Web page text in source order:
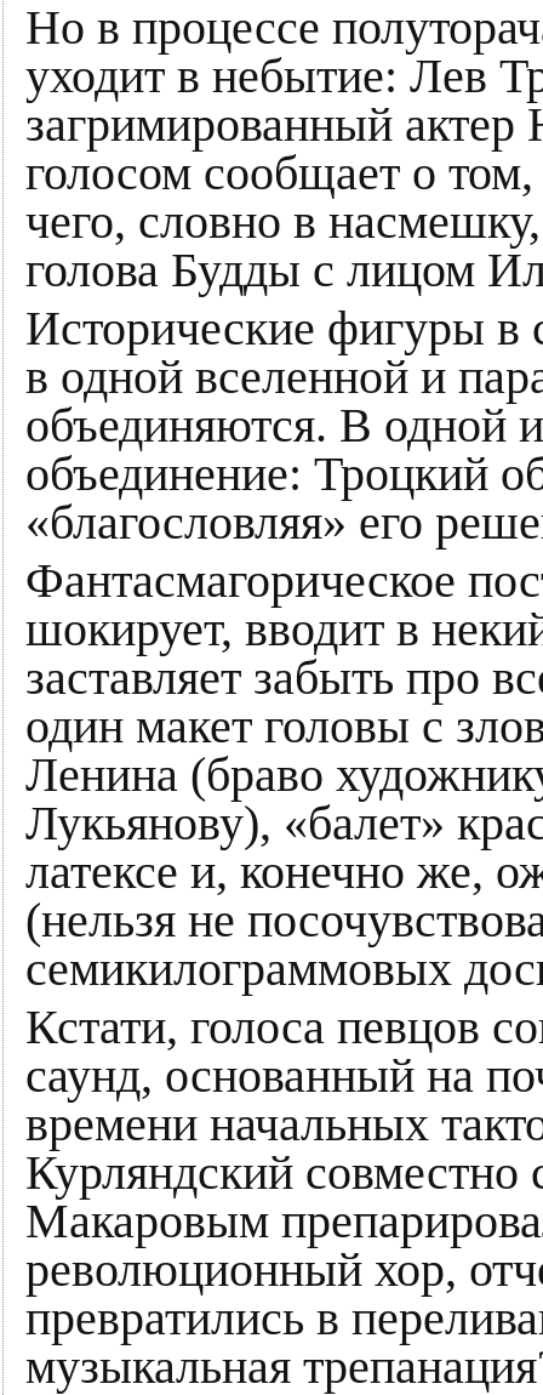
Но в процессе
уходит в небытие: Лев
загримированный
голосом сообщает о
чего, словно в
голова Будды с лицом
Исторические фигуры в
в одной вселенной и
объединяются. В одной
объединение: Троцкий
«благословляя» его
Фантасмагорическое
шокирует, вводит в
заставляет забыть про
один макет головы с
Ленина (браво
Лукьянову), «балет»
латексе и, конечно же,
(нельзя не
семикилограммовых
Кстати, голоса певцов
саунд, основанный на
времени начальных
Курляндский совместно
Макаровым
революционный хор,
превратились в
музыкальная